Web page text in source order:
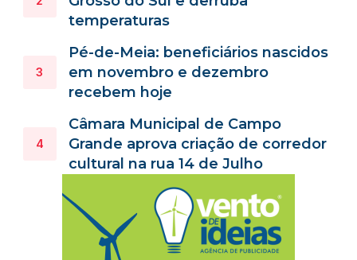
temperaturas
Pé-de-Meia: beneficiários nascidos
em novembro e dezembro
recebem hoje
Câmara Municipal de Campo
Grande aprova criação de corredor
cultural na rua 14 de Julho